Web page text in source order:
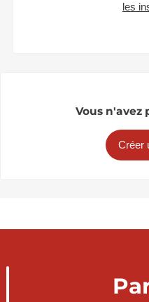
les
Vous n'avez
Créer